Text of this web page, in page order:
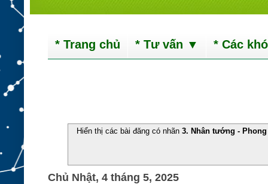
* Trang chủ * Tư vấn ▼ * Các
Hiển thị các bài đăng có nhãn3. Nhân tướng -
Chủ Nhật, 4 tháng 5, 2025